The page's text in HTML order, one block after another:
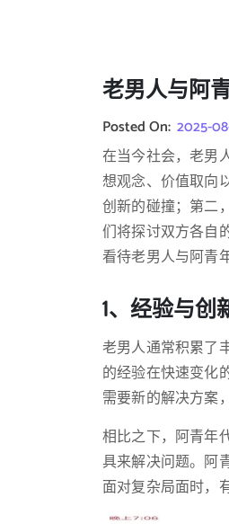
老男人与阿
Posted On: 2025-
在当今社会，老男
想观念、价值取向
创新的碰撞；第二
们将探讨双方各自
看待老男人与阿青
1、经验与创
老男人通常积累了
的经验在快速变化
需要新的解决方案
相比之下，阿青年
具来解决问题。阿
面对复杂局面时，